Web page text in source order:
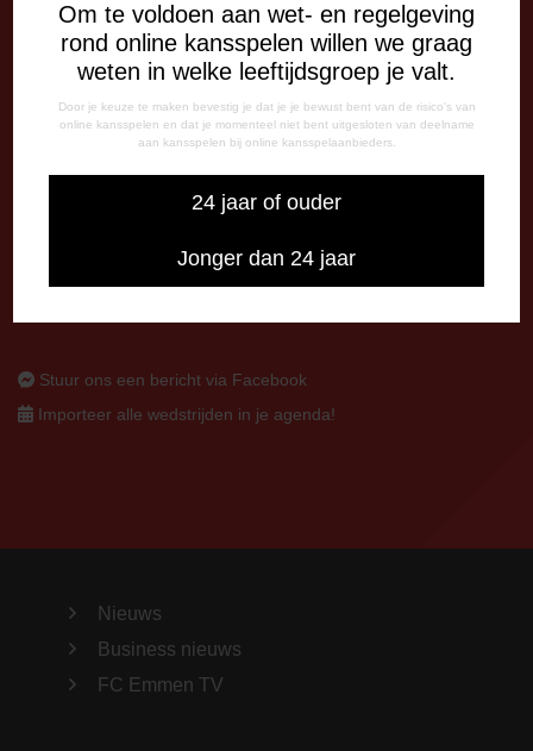
Om te voldoen aan wet- en regelgeving
rond online kansspelen willen we graag
weten in welke leeftijdsgroep je valt.
Door je keuze te maken bevestig je dat je je bewust bent van de risico's van
online kansspelen en dat je momenteel niet bent uitgesloten van deelname
aan kansspelen bij online kansspelaanbieders.
24 jaar of ouder
Jonger dan 24 jaar
Op thuiswedstrijddagen bereikbaar vanaf 13:00 - 20:00 uur
CORRESPONDENTIE-ADRES
Postbus 26
7800 AA Emmen
Stuur ons een bericht via Facebook
Importeer alle wedstrijden in je agenda!
Nieuws
Business nieuws
FC Emmen TV